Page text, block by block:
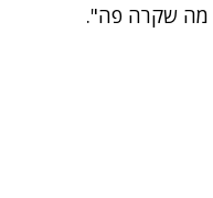
מה שקרה פה".